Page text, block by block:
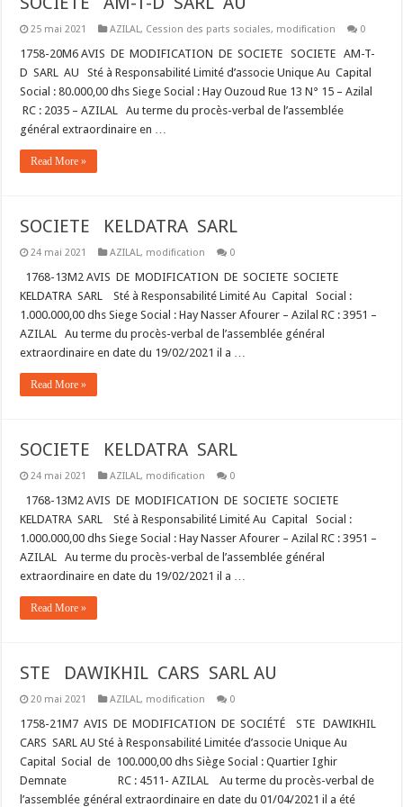
25 mai 2021 AZILAL, Cession des parts sociales, modification 0
1758-20M6 AVIS DE MODIFICATION DE SOCIETE SOCIETE AM-T-
D SARL AU Sté à Responsabilité Limité d’associe Unique Au Capital
Social : 80.000,00 dhs Siege Social : Hay Ouzoud Rue 13 N° 15 – Azilal
RC : 2035 – AZILAL Au terme du procès-verbal de l’assemblée
général extraordinaire en …
Read More »
SOCIETE KELDATRA SARL
24 mai 2021 AZILAL, modification 0
1768-13M2 AVIS DE MODIFICATION DE SOCIETE SOCIETE
KELDATRA SARL Sté à Responsabilité Limité Au Capital Social :
1.000.000,00 dhs Siege Social : Hay Nasser Afourer – Azilal RC : 3951 –
AZILAL Au terme du procès-verbal de l’assemblée général
extraordinaire en date du 19/02/2021 il a …
Read More »
SOCIETE KELDATRA SARL
24 mai 2021 AZILAL, modification 0
1768-13M2 AVIS DE MODIFICATION DE SOCIETE SOCIETE
KELDATRA SARL Sté à Responsabilité Limité Au Capital Social :
1.000.000,00 dhs Siege Social : Hay Nasser Afourer – Azilal RC : 3951 –
AZILAL Au terme du procès-verbal de l’assemblée général
extraordinaire en date du 19/02/2021 il a …
Read More »
STE DAWIKHIL CARS SARL AU
20 mai 2021 AZILAL, modification 0
1758-21M7 AVIS DE MODIFICATION DE SOCIÉTÉ STE DAWIKHIL
CARS SARL AU Sté à Responsabilité Limitée d’associe Unique Au
Capital Social de 100.000,00 dhs Siège Social : Quartier Ighir
Demnate RC : 4511- AZILAL Au terme du procès-verbal de
l’assemblée général extraordinaire en date du 01/04/2021 il a été